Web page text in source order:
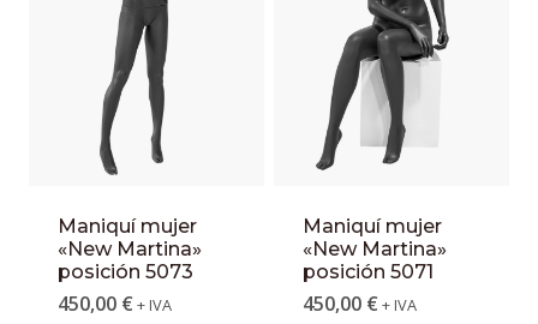
Maniquí mujer
«New Martina»
posición 5073
450,00 € + IVA
Maniquí mujer
«New Martina»
posición 5071
450,00 € + IVA